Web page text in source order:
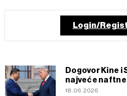
Login/
Dogovor Kine i
najveće
18.06.2026